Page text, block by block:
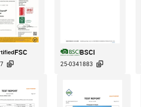
FSC

BSCI
25-0341883 